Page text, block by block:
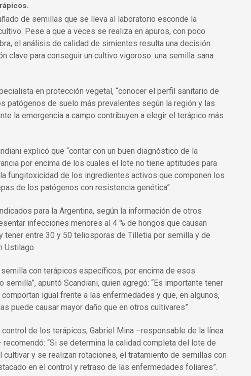
de semillas que se lleva al laboratorio esconde la
Pese a que a veces se realiza en apuros, con poco
el análisis de calidad de simientes resulta una decisión
clave para conseguir un cultivo vigoroso: una semilla sana
en protección vegetal, “conocer el perfil sanitario de
patógenos de suelo más prevalentes según la región y las
la emergencia a campo contribuyen a elegir el terápico más
explicó que “contar con un buen diagnóstico de la
por encima de los cuales el lote no tiene aptitudes para
fungitoxicidad de los ingredientes activos que componen los
de los patógenos con resistencia genética”.
para la Argentina, según la información de otros
infecciones menores al 4 % de hongos que causan
tener entre 30 y 50 teliosporas de Tilletia por semilla y de
Ustilago.
con terápicos específicos, por encima de esos
apuntó Scandiani, quien agregó: “Es importante tener
igual frente a las enfermedades y que, en algunos,
puede causar mayor daño que en otros cultivares”.
de los terápicos, Gabriel Mina –responsable de la línea
“Si se determina la calidad completa del lote de
y se realizan rotaciones, el tratamiento de semillas con
en el control y retraso de las enfermedades foliares”.